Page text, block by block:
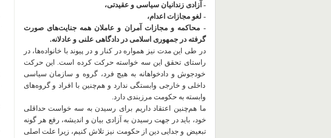
- آزادی زندانیان سیاسی و عقیدتی،
- لغو مجازات اعدام،
- محاکمه و مجازات آمران و عاملان همه جنایت‌های صورت
گرفته در جمهوری اسلامی در دادگاهی علنی و عادلانه.
در طی این مدت نیز همواره در کنار و در پیوند با خانواده‌ها، در
راستای تحقق این سه خواسته حرکت کرده است. این حرکت
خودجوش و دادخواهانه به هیچ فرد، گروه و سازمان سیاسی
داخلی و خارجی وابستگی ندارد و هم‌چنین با افراد و گروه‌های
وابسته به حکومت مرزبندی دارد.
ما هم‌چنین اعتقاد داریم برای رسیدن به سه خواست حداقلی
خود، باید در جهت رسیدن به آزادی بیان و اندیشه، رفع هر گونه
تبعیض و جدایی دین از حکومت نیز تلاش کنیم، زیرا علت اصلی